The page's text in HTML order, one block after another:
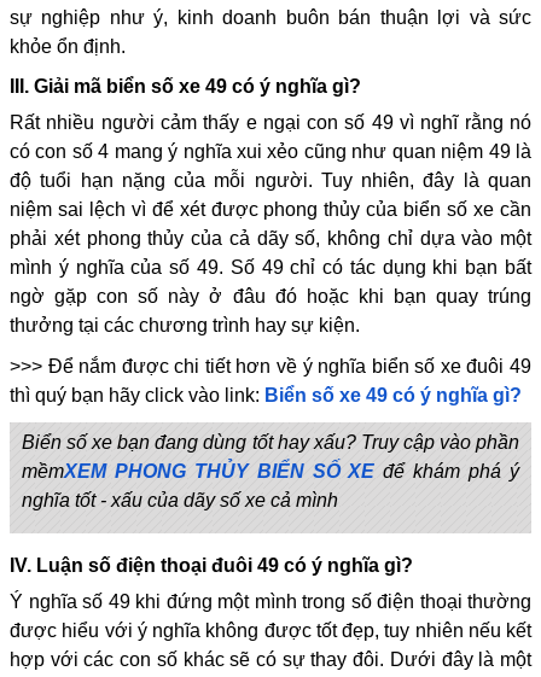
sự nghiệp như ý, kinh doanh buôn bán thuận lợi và sức
khỏe ổn định.
III. Giải mã biển số xe 49 có ý nghĩa gì?
Rất nhiều người cảm thấy e ngại con số 49 vì nghĩ rằng nó
có con số 4 mang ý nghĩa xui xẻo cũng như quan niệm 49 là
độ tuổi hạn nặng của mỗi người. Tuy nhiên, đây là quan
niệm sai lệch vì để xét được phong thủy của biển số xe cần
phải xét phong thủy của cả dãy số, không chỉ dựa vào một
mình ý nghĩa của số 49. Số 49 chỉ có tác dụng khi bạn bất
ngờ gặp con số này ở đâu đó hoặc khi bạn quay trúng
thưởng tại các chương trình hay sự kiện.
>>> Để nắm được chi tiết hơn về ý nghĩa biển số xe đuôi 49
thì quý bạn hãy click vào link: Biển số xe 49 có ý nghĩa gì?
Biển số xe bạn đang dùng tốt hay xấu? Truy cập vào phần
mềmXEM PHONG THỦY BIỂN SỐ XE để khám phá ý
nghĩa tốt - xấu của dãy số xe cả mình
IV. Luận số điện thoại đuôi 49 có ý nghĩa gì?
Ý nghĩa số 49 khi đứng một mình trong số điện thoại thường
được hiểu với ý nghĩa không được tốt đẹp, tuy nhiên nếu kết
hợp với các con số khác sẽ có sự thay đôi. Dưới đây là một